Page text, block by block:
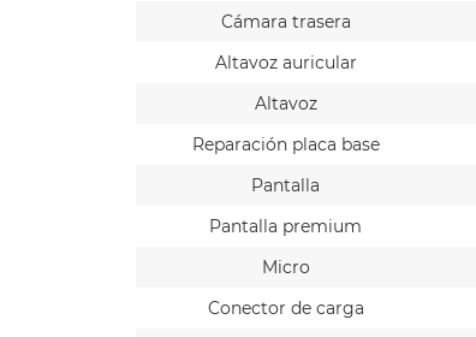
Cámara trasera
Altavoz auricular
Altavoz
Reparación placa base
Pantalla
Pantalla premium
Micro
Conector de carga